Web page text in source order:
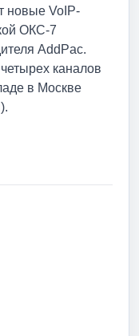
новые VoIP-
ОКС-7
AddPac.
каналов
в Москве